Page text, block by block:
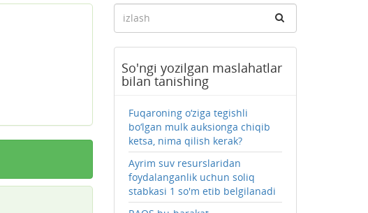
So'ngi yozilgan maslahatlar
bilan tanishing
Fuqaroning o‘ziga tegishli
bo‘lgan mulk auksionga chiqib
ketsa, nima qilish kerak?
Ayrim suv resurslaridan
foydalanganlik uchun soliq
stabkasi 1 so'm etib belgilanadi